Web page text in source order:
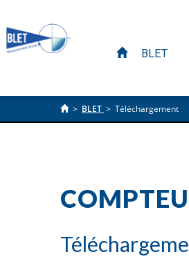
BLET
> BLET > Téléchargement